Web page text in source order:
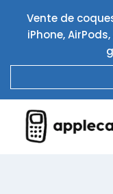
contenu
Vente de
iPhone,